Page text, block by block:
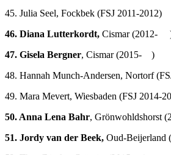
45. Julia Seel, Fockbek (FSJ 2011-2012)
46. Diana Lutterkordt, Cismar (2012-
47. Gisela Bergner, Cismar (2015- )
48. Hannah Munch-Andersen, Nortorf
49. Mara Mevert, Wiesbaden (FSJ 2014-
50. Anna Lena Bahr, Grönwohldshorst
51. Jordy van der Beek, Oud-